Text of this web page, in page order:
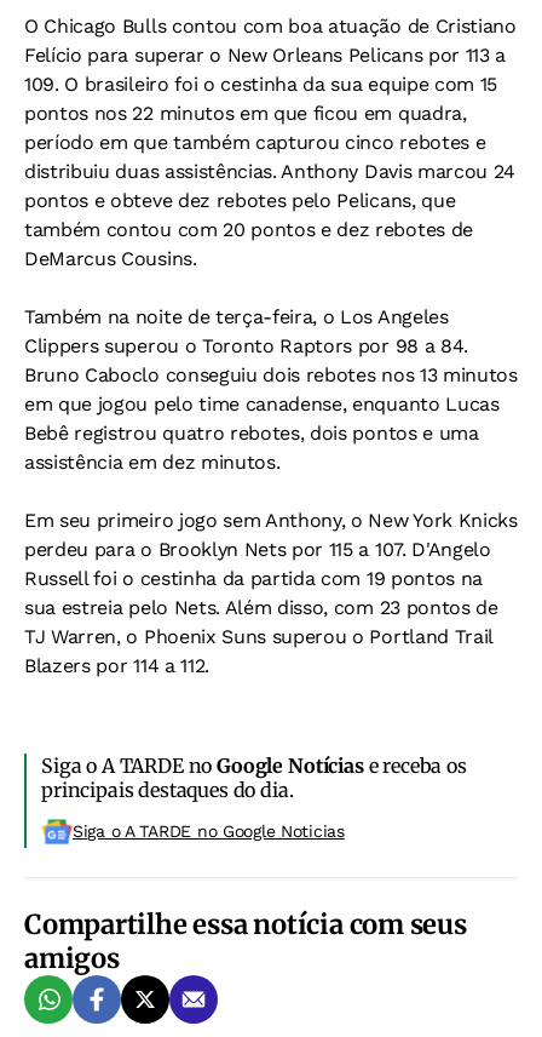
O Chicago Bulls contou com boa atuação de Cristiano
Felício para superar o New Orleans Pelicans por 113 a
109. O brasileiro foi o cestinha da sua equipe com 15
pontos nos 22 minutos em que ficou em quadra,
período em que também capturou cinco rebotes e
distribuiu duas assistências. Anthony Davis marcou 24
pontos e obteve dez rebotes pelo Pelicans, que
também contou com 20 pontos e dez rebotes de
DeMarcus Cousins.
Também na noite de terça-feira, o Los Angeles
Clippers superou o Toronto Raptors por 98 a 84.
Bruno Caboclo conseguiu dois rebotes nos 13 minutos
em que jogou pelo time canadense, enquanto Lucas
Bebê registrou quatro rebotes, dois pontos e uma
assistência em dez minutos.
Em seu primeiro jogo sem Anthony, o New York Knicks
perdeu para o Brooklyn Nets por 115 a 107. D'Angelo
Russell foi o cestinha da partida com 19 pontos na
sua estreia pelo Nets. Além disso, com 23 pontos de
TJ Warren, o Phoenix Suns superou o Portland Trail
Blazers por 114 a 112.
Siga o A TARDE noGoogle Notíciase receba os
principais destaques do dia.
Siga o A TARDE no Google Noticias
Compartilhe essa notícia com seus
amigos